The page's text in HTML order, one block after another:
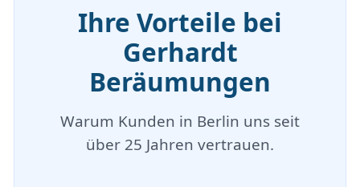
Ihre Vorteile bei
Gerhardt
Beräumungen
Warum Kunden in Berlin uns seit
über 25 Jahren vertrauen.